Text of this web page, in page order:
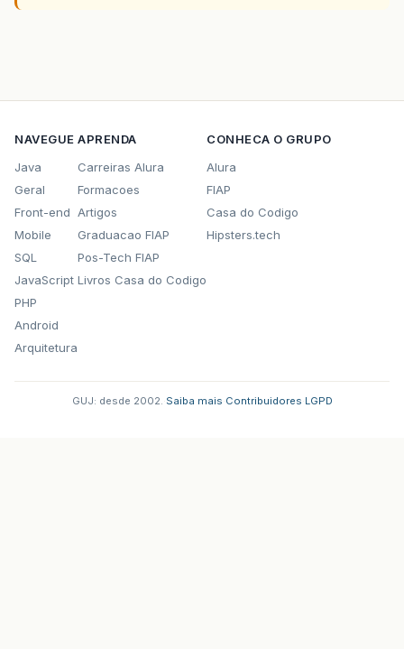
NAVEGUE
Java
Geral
Front-end
Mobile
SQL
JavaScript
PHP
Android
Arquitetura
APRENDA
Carreiras Alura
Formacoes
Artigos
Graduacao FIAP
Pos-Tech FIAP
Livros Casa do Codigo
CONHECA O GRUPO
Alura
FIAP
Casa do Codigo
Hipsters.tech
GUJ: desde 2002. Saiba mais Contribuidores LGPD